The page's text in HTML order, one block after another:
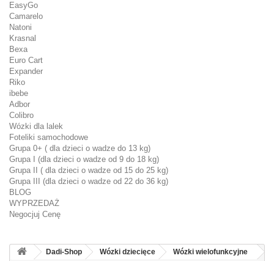
EasyGo
Camarelo
Natoni
Krasnal
Bexa
Euro Cart
Expander
Riko
ibebe
Adbor
Colibro
Wózki dla lalek
Foteliki samochodowe
Grupa 0+ ( dla dzieci o wadze do 13 kg)
Grupa I (dla dzieci o wadze od 9 do 18 kg)
Grupa II ( dla dzieci o wadze od 15 do 25 kg)
Grupa III (dla dzieci o wadze od 22 do 36 kg)
BLOG
WYPRZEDAŻ
Negocjuj Cenę
Dadi-Shop Wózki dziecięce
Wózki wielofunkcyjne